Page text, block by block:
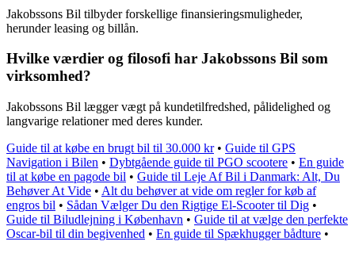
Jakobssons Bil tilbyder forskellige finansieringsmuligheder,
herunder leasing og billån.
Hvilke værdier og filosofi har Jakobssons Bil som
virksomhed?
Jakobssons Bil lægger vægt på kundetilfredshed, pålidelighed og
langvarige relationer med deres kunder.
Guide til at købe en brugt bil til 30.000 kr• Guide til GPS
Navigation i Bilen • Dybtgående guide til PGO scootere • En guide
til at købe en pagode bil • Guide til Leje Af Bil i Danmark: Alt, Du
Behøver At Vide • Alt du behøver at vide om regler for køb af
engros bil • Sådan Vælger Du den Rigtige El-Scooter til Dig •
Guide til Biludlejning i København • Guide til at vælge den perfekte
Oscar-bil til din begivenhed • En guide til Spækhugger bådture •